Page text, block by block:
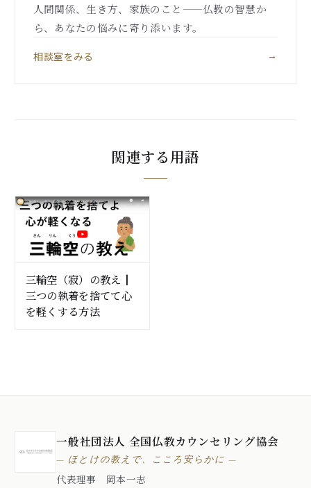
人間関係、生き方、家族のこと——仏教の智慧か
ら、あなたの悩みに寄り添います。
相談室をみる →
関連する用語
三輪空（寂）の教え┃
三つの執着を捨てて心
を軽くする方法
一般社団法人 全国仏教カウンセリング協会
— ほとけの教えで、こころ安らかに —
代表理事 岡本一志